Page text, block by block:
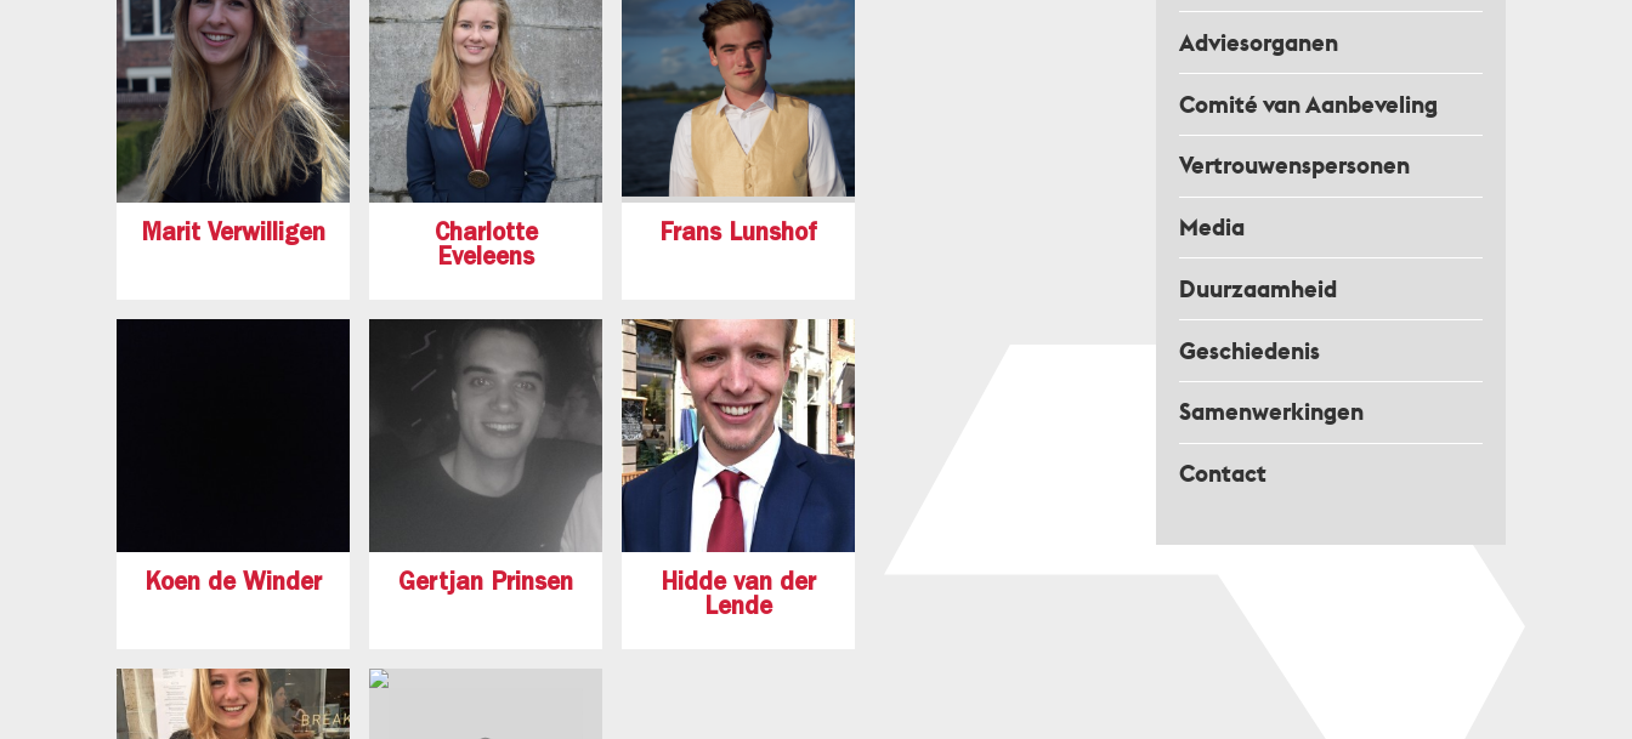
Adviesorganen
Comité van Aanbeveling
Vertrouwenspersonen
Media
Duurzaamheid
Geschiedenis
Samenwerkingen
Contact
Marit Verwilligen
Charlotte
Eveleens
Frans Lunshof
Koen de Winder Gertjan Prinsen
Hidde van der
Lende